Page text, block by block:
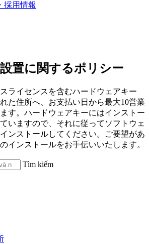
採用情報
置に関するポリシー
ライセンスを含むハードウェアキー
た住所へ、お支払い日から最大10営業
す。ハードウェアキーにはインストー
いますので、それに従ってソフトウェ
ンストールしてください。ご要望があ
インストールをお手伝いいたします。
Tìm kiếm